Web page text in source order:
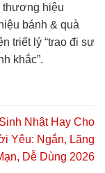
thương hiệu
bánh & quà
triết lý “trao đi sự
khắc”.
Nhật Hay Cho
Yêu: Ngắn, Lãng
Dễ Dùng 2026